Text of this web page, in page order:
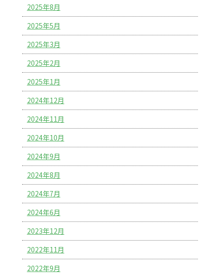
2025年8月
2025年5月
2025年3月
2025年2月
2025年1月
2024年12月
2024年11月
2024年10月
2024年9月
2024年8月
2024年7月
2024年6月
2023年12月
2022年11月
2022年9月